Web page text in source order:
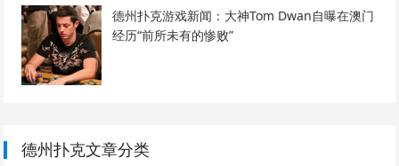
德州扑克游戏新闻：大神Tom Dwan自曝在澳门
经历“前所未有的惨败”
德州扑克文章分类